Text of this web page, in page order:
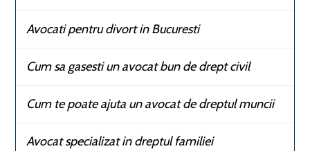
Avocati pentru divort in Bucuresti
Cum sa gasesti un avocat bun de drept civil
Cum te poate ajuta un avocat de dreptul muncii
Avocat specializat in dreptul familiei